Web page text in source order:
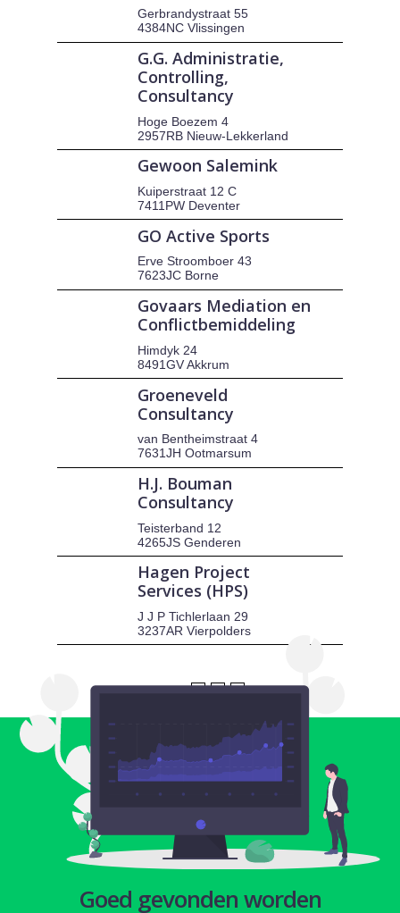
Gerbrandystraat 55
4384NC Vlissingen
G.G. Administratie,
Controlling,
Consultancy
Hoge Boezem 4
2957RB Nieuw-Lekkerland
Gewoon Salemink
Kuiperstraat 12 C
7411PW Deventer
GO Active Sports
Erve Stroomboer 43
7623JC Borne
Govaars Mediation en
Conflictbemiddeling
Himdyk 24
8491GV Akkrum
Groeneveld
Consultancy
van Bentheimstraat 4
7631JH Ootmarsum
H.J. Bouman
Consultancy
Teisterband 12
4265JS Genderen
Hagen Project
Services (HPS)
J J P Tichlerlaan 29
3237AR Vierpolders
Goed gevonden worden